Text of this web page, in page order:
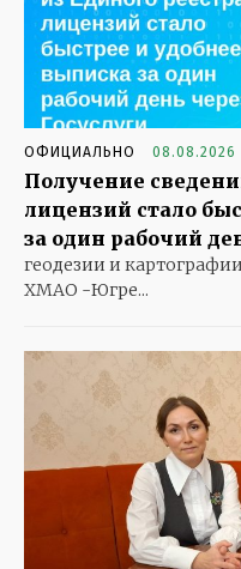
ОФИЦИАЛЬНО 08.08.2026
Получение
лицензий стало
за один рабочий
геодезии и
ХМАО -Югре...